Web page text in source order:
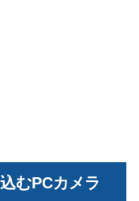
むPCカメラ